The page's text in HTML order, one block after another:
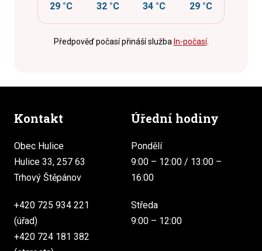
29 °C 32 °C 34 °C 29 °C
Předpověď počasí přináší služba In-počasí.
Kontakt
Obec Hulice
Hulice 33, 257 63
Trhový Štěpánov
+420 725 934 221
(úřad)
+420 724 181 382
Úřední hodiny
Pondělí
9:00 – 12:00 / 13:00 –
16:00
Středa
9:00 – 12:00